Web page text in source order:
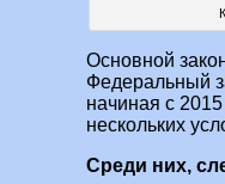
Основной
Федеральный
начиная с
нескольких
Среди них,